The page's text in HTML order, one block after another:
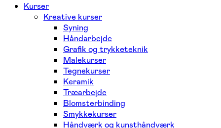
Kurser
Kreative kurser
Syning
Håndarbejde
Grafik og trykketeknik
Malekurser
Tegnekurser
Keramik
Træarbejde
Blomsterbinding
Smykkekurser
Håndværk og kunsthåndværk